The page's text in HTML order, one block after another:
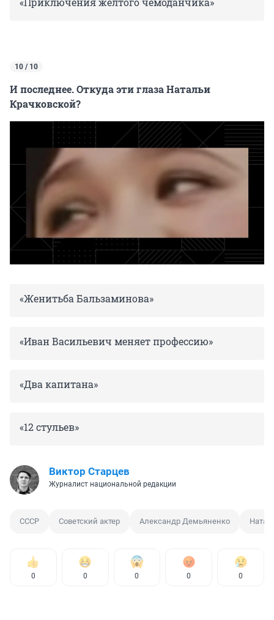
10 / 10
И последнее. Откуда эти глаза Натальи
Крачковской?
«Женитьба Бальзаминова»
«Иван Васильевич меняет профессию»
«Два капитана»
«12 стульев»
Виктор Старцев
Журналист национальной редакции
СССР Советский актер Александр Демьяненко
0 0 0 0 0